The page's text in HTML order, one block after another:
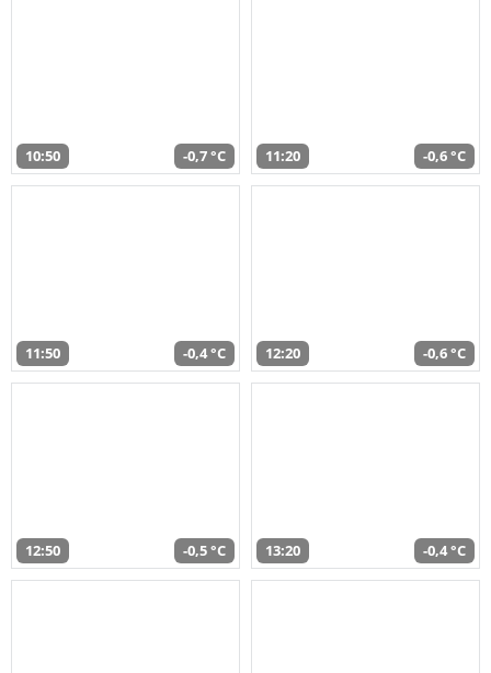
10:50 -0,7 °C 11:20 -0,6 °C
11:50 -0,4 °C 12:20 -0,6 °C
12:50 -0,5 °C 13:20 -0,4 °C